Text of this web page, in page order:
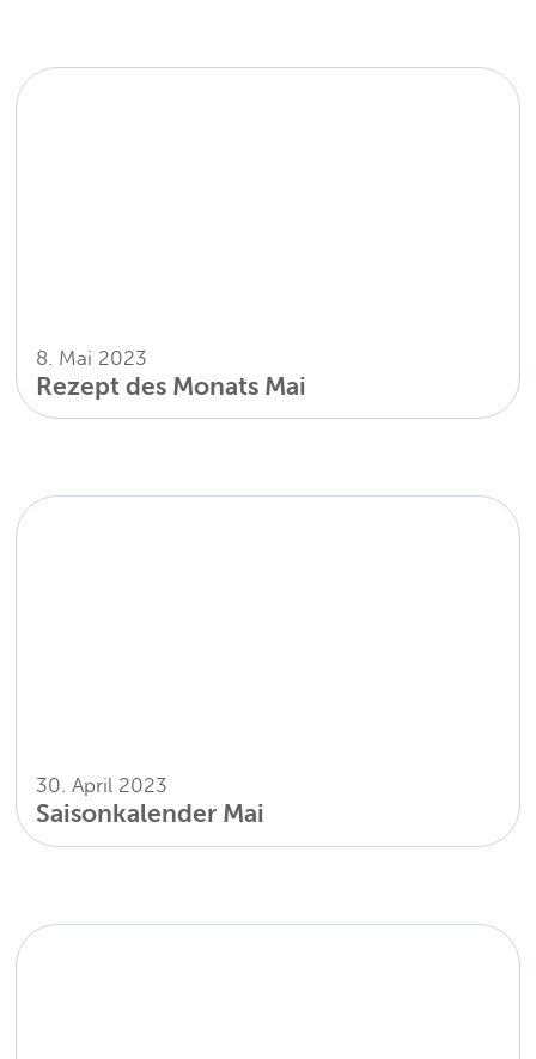
8. Mai 2023
Rezept des Monats Mai
30. April 2023
Saisonkalender Mai